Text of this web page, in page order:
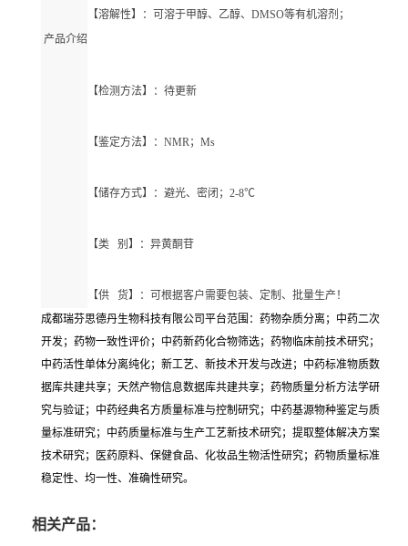
产品介绍
【溶解性】：可溶于甲醇、乙醇、DMSO等有机溶剂；
【检测方法】：待更新
【鉴定方法】：NMR；Ms
【储存方式】：避光、密闭；2-8℃
【类 别】：异黄酮苷
【供 货】：可根据客户需要包装、定制、批量生产！
成都瑞芬思德丹生物科技有限公司平台范围：药物杂质分离；中药二次
开发；药物一致性评价；中药新药化合物筛选；药物临床前技术研究；
中药活性单体分离纯化；新工艺、新技术开发与改进；中药标准物质数
据库共建共享；天然产物信息数据库共建共享；药物质量分析方法学研
究与验证；中药经典名方质量标准与控制研究；中药基源物种鉴定与质
量标准研究；中药质量标准与生产工艺新技术研究；提取整体解决方案
技术研究；医药原料、保健食品、化妆品生物活性研究；药物质量标准
稳定性、均一性、准确性研究。
相关产品：